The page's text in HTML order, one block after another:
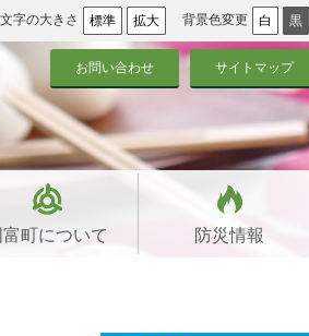
文字の大きさ 標準 拡大 背景色変更 白 黒
お問い合わせ サイトマップ
富町について 防災情報